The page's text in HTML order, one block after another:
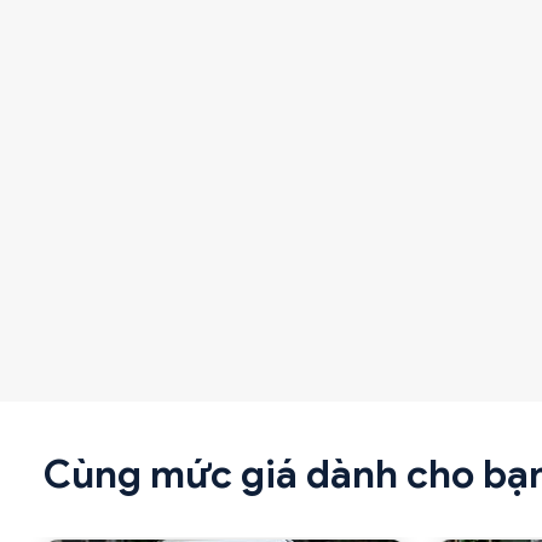
Cùng mức giá dành cho